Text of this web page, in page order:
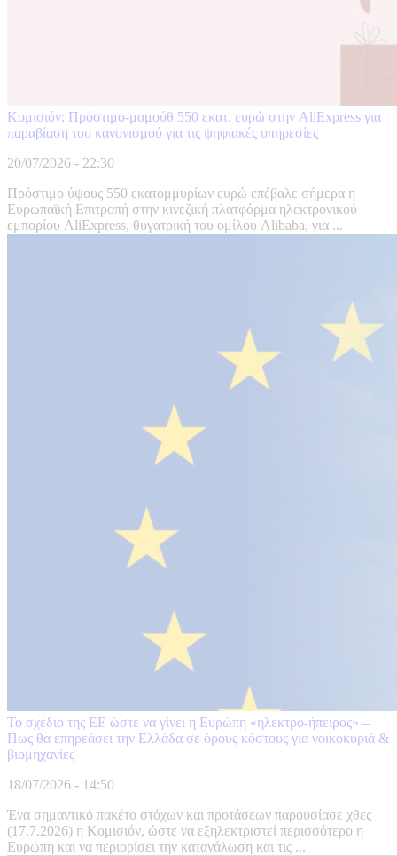
Κομισιόν: Πρόστιμο-μαμούθ 550 εκατ. ευρώ στην AliExpress για
παραβίαση του κανονισμού για τις ψηφιακές υπηρεσίες
20/07/2026 - 22:30
Πρόστιμο ύψους 550 εκατομμυρίων ευρώ επέβαλε σήμερα η
Ευρωπαϊκή Επιτροπή στην κινεζική πλατφόρμα ηλεκτρονικού
εμπορίου AliExpress, θυγατρική του ομίλου Alibaba, για ...
Το σχέδιο της ΕΕ ώστε να γίνει η Ευρώπη «ηλεκτρο-ήπειρος» –
Πως θα επηρεάσει την Ελλάδα σε όρους κόστους για νοικοκυριά &
βιομηχανίες
18/07/2026 - 14:50
Ένα σημαντικό πακέτο στόχων και προτάσεων παρουσίασε χθες
(17.7.2026) η Κομισιόν, ώστε να εξηλεκτριστεί περισσότερο η
Ευρώπη και να περιορίσει την κατανάλωση και τις ...